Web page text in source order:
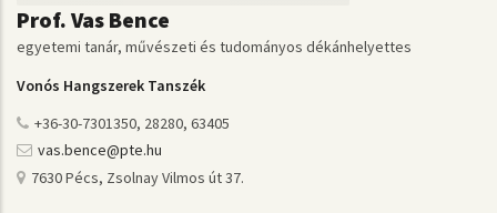
Prof. Vas Bence
egyetemi tanár, művészeti és tudományos dékánhelyettes
Vonós Hangszerek Tanszék
+36-30-7301350, 28280, 63405
vas.bence@pte.hu
7630 Pécs, Zsolnay Vilmos út 37.